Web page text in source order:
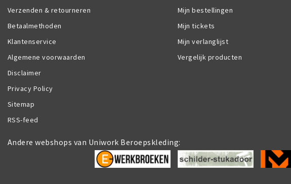
Verzenden & retourneren
Betaalmethoden
Klantenservice
Algemene voorwaarden
Disclaimer
Privacy Policy
Sitemap
RSS-feed
Mijn bestellingen
Mijn tickets
Mijn verlanglijst
Vergelijk producten
Andere webshops van Uniwork Beroepskleding: